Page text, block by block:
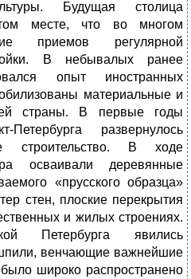
Будущая столица
месте, что во многом
приемов регулярной
В небывалых ранее
опыт иностранных
материальные и
страны. В первые годы
Петербурга развернулось
строительство. В ходе
осваивали деревянные
«прусского образца»
стен, плоские перекрытия
и жилых строениях.
Петербурга явились
венчающие важнейшие
широко распространено